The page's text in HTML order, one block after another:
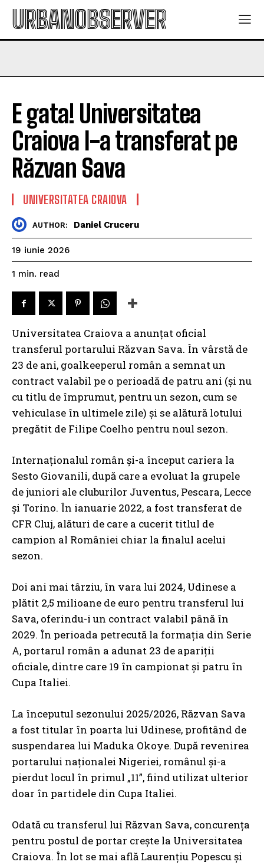
URBANOBSERVER
E gata! Universitatea
Craiova l-a transferat pe
Răzvan Sava
UNIVERSITATEA CRAIOVA
AUTHOR: Daniel Cruceru
19 iunie 2026
1 min. read
Universitatea Craiova a anunțat oficial
transferul portarului Răzvan Sava. În vârstă de
23 de ani, goalkeeperul român a semnat un
contract valabil pe o perioadă de patru ani (și nu
cu titlu de împrumut, pentru un sezon, cum se
vehiculase în ultimele zile) și se alătură lotului
pregătit de Filipe Coelho pentru noul sezon.
Internaționalul român și-a început cariera la
Sesto Giovanili, după care a evoluat la grupele
de juniori ale cluburilor Juventus, Pescara, Lecce
și Torino. În ianuarie 2022, a fost transferat de
CFR Cluj, alături de care a cucerit titlul de
campion al României chiar la finalul acelui
sezon.
Doi ani mai târziu, în vara lui 2024, Udinese a
plătit 2,5 milioane de euro pentru transferul lui
Sava, oferindu-i un contract valabil până în
2029. În perioada petrecută la formația din Serie
A, portarul român a adunat 23 de apariții
oficiale, dintre care 19 în campionat și patru în
Cupa Italiei.
La începutul sezonului 2025/2026, Răzvan Sava
a fost titular în poarta lui Udinese, profitând de
suspendarea lui Maduka Okoye. După revenirea
portarului naționalei Nigeriei, românul și-a
pierdut locul în primul „11”, fiind utilizat ulterior
doar în partidele din Cupa Italiei.
Odată cu transferul lui Răzvan Sava, concurența
pentru postul de portar crește la Universitatea
Craiova. În lot se mai află Laurențiu Popescu și